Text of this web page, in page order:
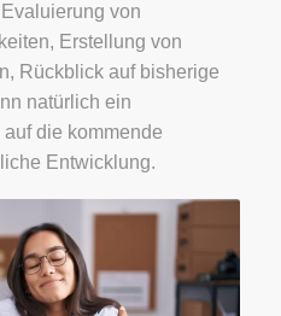
von
Erstellung von
Rückblick auf bisherige
natürlich ein
die kommende
Entwicklung.